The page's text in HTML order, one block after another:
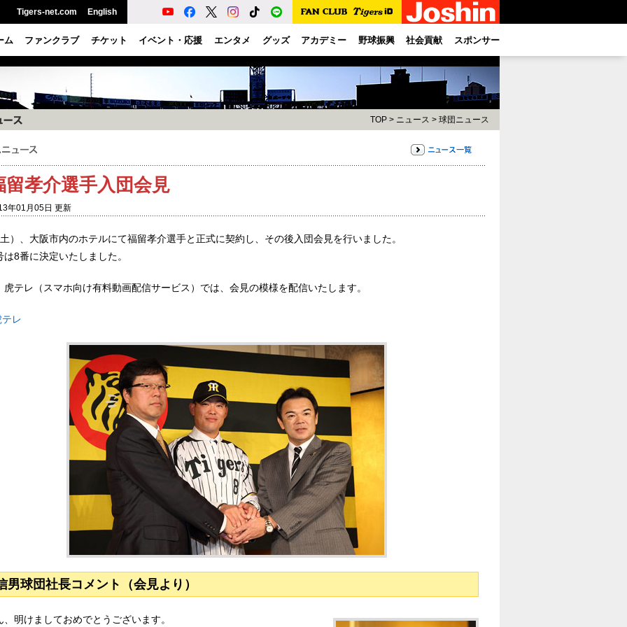
Tigers-net.com English
ム ファンクラブ チケット イベント・応援 エンタメ グッズ アカデミー 野球振興 社会貢献 スポンサー
TOP > ニュース > 球団ニュース
留孝介選手入団会見
年01月05日 更新
）、大阪市内のホテルにて福留孝介選手と正式に契約し、その後入団会見を行いました。
は8番に決定いたしました。
虎テレ（スマホ向け有料動画配信サービス）では、会見の模様を配信いたします。
テレ
男球団社長コメント（会見より）
、明けましておめでとうございます。